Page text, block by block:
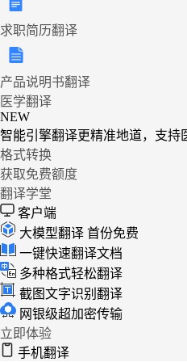
求职简历翻译
产品说明书翻译
医学翻译
NEW
智能引擎翻译更精准地道，支持
格式转换
获取免费额度
翻译学堂
客户端
大模型翻译 首份免费
一键快速翻译文档
多种格式轻松翻译
截图文字识别翻译
网银级超加密传输
立即体验
手机翻译